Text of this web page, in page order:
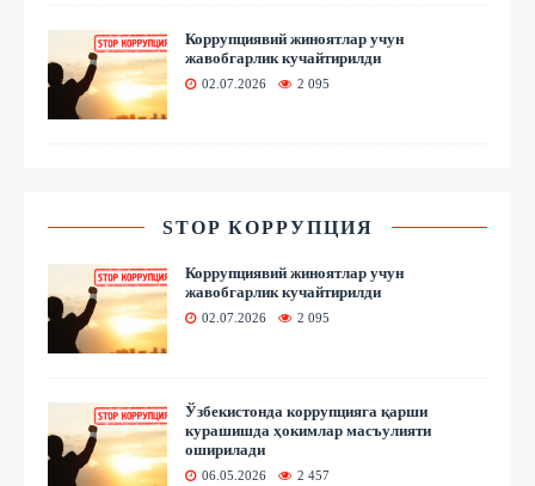
Коррупциявий жиноятлар учун
жавобгарлик кучайтирилди
02.07.2026 2 095
STOP КОРРУПЦИЯ
Коррупциявий жиноятлар учун
жавобгарлик кучайтирилди
02.07.2026 2 095
Ўзбекистонда коррупцияга қарши
курашишда ҳокимлар масъулияти
оширилади
06.05.2026 2 457